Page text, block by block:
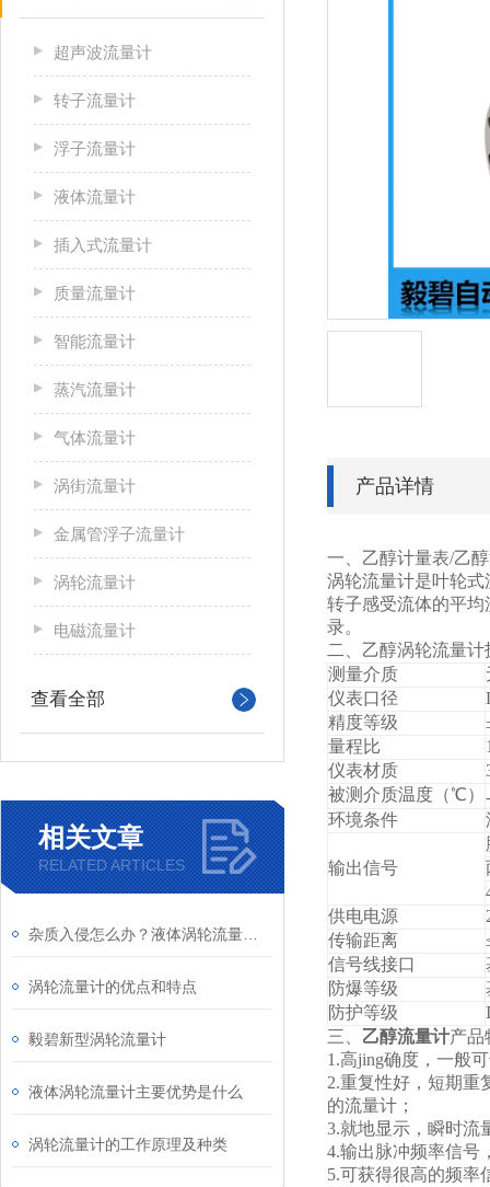
超声波流量计
转子流量计
浮子流量计
液体流量计
插入式流量计
质量流量计
智能流量计
蒸汽流量计
气体流量计
涡街流量计
金属管浮子流量计
涡轮流量计
电磁流量计
查看全部
相关文章
RELATED ARTICLES
涡轮流量计的优点和特点
毅碧新型涡轮流量计
液体涡轮流量计主要优势是什么
涡轮流量计的工作原理及种类
产品详情
一、乙醇计量表/乙
涡轮流量计是叶轮
转子感受流体的平
录。
二、乙醇涡轮流量计
测量介质
仪表口径
精度等级
量程比
仪表材质
被测介质温度（℃）
环境条件
输出信号
供电电源
传输距离
信号线接口
防爆等级
防护等级
三、 乙醇流量计产品
1.高jing确度，一般
2.重复性好，短期重
的流量计；
3.就地显示，瞬时流
4.输出脉冲频率信号
5.可获得很高的频率